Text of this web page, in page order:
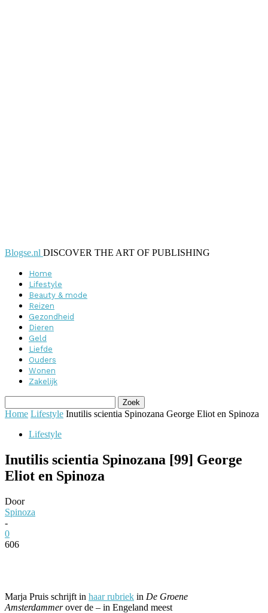
Blogse.nl DISCOVER THE ART OF PUBLISHING
Home
Lifestyle
Beauty & mode
Reizen
Gezondheid
Dieren
Geld
Liefde
Ouders
Wonen
Zakelijk
Home Lifestyle Inutilis scientia Spinozana George Eliot en Spinoza
Lifestyle
Inutilis scientia Spinozana [99] George
Eliot en Spinoza
Door
Spinoza
-
0
606
Marja Pruis schrijft in haar rubriek in De Groene
Amsterdammerover de – in Engeland meest